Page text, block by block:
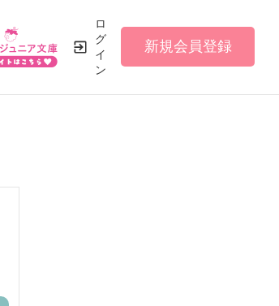
ロ
グ
イ
ン
新規会員登録